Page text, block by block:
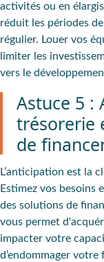
activités ou en
réduit les périodes
régulier. Louer vos
limiter les
vers le
Astuce 5 :
trésorerie
de
L’anticipation est la
Estimez vos besoins
des solutions de
vous permet
impacter votre
d’endommager